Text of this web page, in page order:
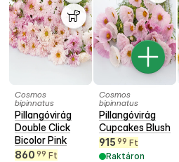
Cosmos
bipinnatus
Pillangóvirág
Double Click
Bicolor Pink
860 99 Ft
Cosmos
bipinnatus
Pillangóvirág
Cupcakes Blush
915 99 Ft
Raktáron